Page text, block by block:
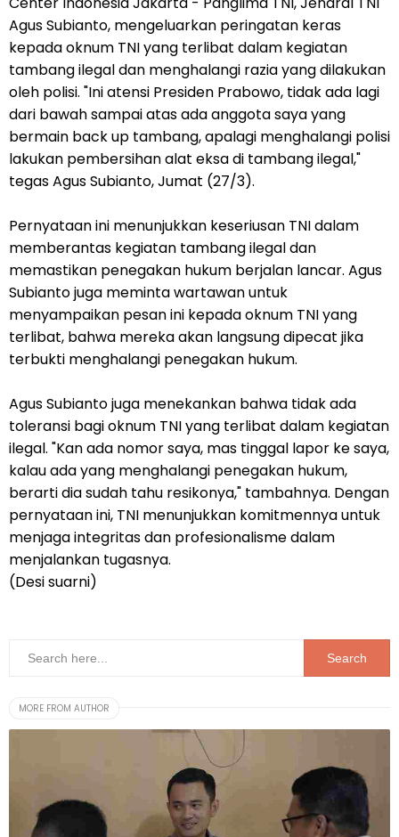
Agus Subianto, mengeluarkan peringatan keras
kepada oknum TNI yang terlibat dalam kegiatan
tambang ilegal dan menghalangi razia yang dilakukan
oleh polisi. "Ini atensi Presiden Prabowo, tidak ada lagi
dari bawah sampai atas ada anggota saya yang
bermain back up tambang, apalagi menghalangi polisi
lakukan pembersihan alat eksa di tambang ilegal,"
tegas Agus Subianto, Jumat (27/3).
Pernyataan ini menunjukkan keseriusan TNI dalam
memberantas kegiatan tambang ilegal dan
memastikan penegakan hukum berjalan lancar. Agus
Subianto juga meminta wartawan untuk
menyampaikan pesan ini kepada oknum TNI yang
terlibat, bahwa mereka akan langsung dipecat jika
terbukti menghalangi penegakan hukum.
Agus Subianto juga menekankan bahwa tidak ada
toleransi bagi oknum TNI yang terlibat dalam kegiatan
ilegal. "Kan ada nomor saya, mas tinggal lapor ke saya,
kalau ada yang menghalangi penegakan hukum,
berarti dia sudah tahu resikonya," tambahnya. Dengan
pernyataan ini, TNI menunjukkan komitmennya untuk
menjaga integritas dan profesionalisme dalam
menjalankan tugasnya.
(Desi suarni)
MORE FROM AUTHOR